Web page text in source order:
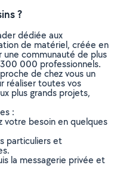
?
dédiée aux
de matériel, créée en
une communauté de plus
000 professionnels.
de chez vous un
réaliser toutes vos
plus grands projets,
:
votre besoin en quelques
particuliers et
la messagerie privée et